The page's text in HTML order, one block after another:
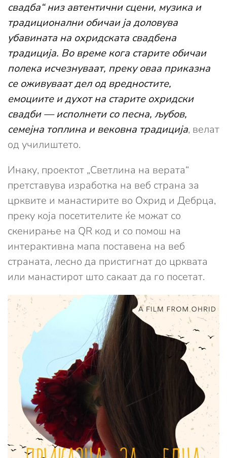
свадба“ низ автентични сцени, музика и
традиционални обичаи ја доловува
убавината на охридската свадбена
традиција. Во време кога старите обичаи
полека исчезнуваат, преку оваа приказна
се оживуваат дел од вредностите,
емоциите и духот на старите охридски
свадби — исполнети со песна, љубов,
семејна топлина и вековна традиција, велат
од училиштето.
Инаку, проектот „Светлина на верата“
претставува изработка на веб страна за
црквите и манастирите во Охрид и Дебрца,
преку која посетителите ќе можат со
скенирање на QR код и со помош на
интерактивна мапа поставена на веб
страната, лесно да пристигнат до црквата
или манастирот што сакаат да го посетат.